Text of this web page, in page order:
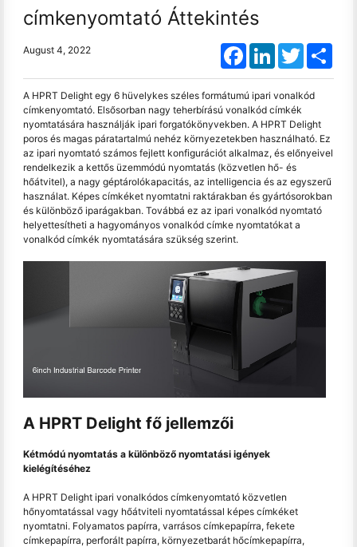
címkenyomtató Áttekintés
August 4, 2022 FacebookLinkedInTwitter
A HPRT Delight egy 6 hüvelykes széles formátumú ipari vonalkód
címkenyomtató. Elsősorban nagy teherbírású vonalkód címkék
nyomtatására használják ipari forgatókönyvekben. A HPRT Delight
poros és magas páratartalmú nehéz környezetekben használható. Ez
az ipari nyomtató számos fejlett konfigurációt alkalmaz, és előnyeivel
rendelkezik a kettős üzemmódú nyomtatás (közvetlen hő- és
hőátvitel), a nagy géptárolókapacitás, az intelligencia és az egyszerű
használat. Képes címkéket nyomtatni raktárakban és gyártósorokban
és különböző iparágakban. Továbbá ez az ipari vonalkód nyomtató
helyettesítheti a hagyományos vonalkód címke nyomtatókat a
vonalkód címkék nyomtatására szükség szerint.
A HPRT Delight fő jellemzői
Kétmódú nyomtatás a különböző nyomtatási igények
kielégítéséhez
A HPRT Delight ipari vonalkódos címkenyomtató közvetlen
hőnyomtatással vagy hőátviteli nyomtatással képes címkéket
nyomtatni. Folyamatos papírra, varrásos címkepapírra, fekete
címkepapírra, perforált papírra, környezetbarát hőcímkepapírra,